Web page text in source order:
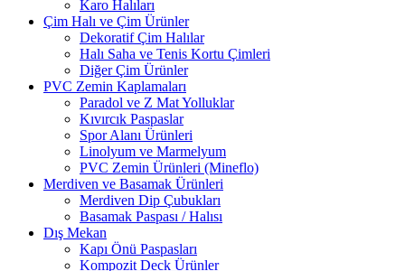
Karo Halıları
Çim Halı ve Çim Ürünler
Dekoratif Çim Halılar
Halı Saha ve Tenis Kortu Çimleri
Diğer Çim Ürünler
PVC Zemin Kaplamaları
Paradol ve Z Mat Yolluklar
Kıvırcık Paspaslar
Spor Alanı Ürünleri
Linolyum ve Marmelyum
PVC Zemin Ürünleri (Mineflo)
Merdiven ve Basamak Ürünleri
Merdiven Dip Çubukları
Basamak Paspası / Halısı
Dış Mekan
Kapı Önü Paspasları
Kompozit Deck Ürünler